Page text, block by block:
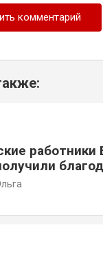
работники